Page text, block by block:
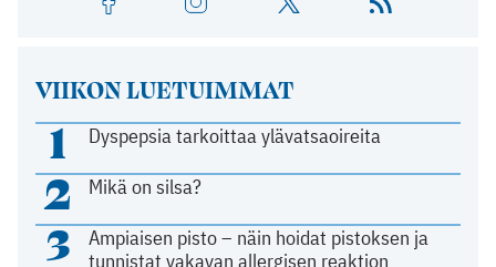
VIIKON LUETUIMMAT
1 Dyspepsia tarkoittaa ylävatsaoireita
2 Mikä on silsa?
3
Ampiaisen pisto – näin hoidat pistoksen ja
tunnistat vakavan allergisen reaktion